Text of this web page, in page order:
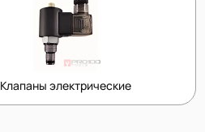
Клапаны электрические